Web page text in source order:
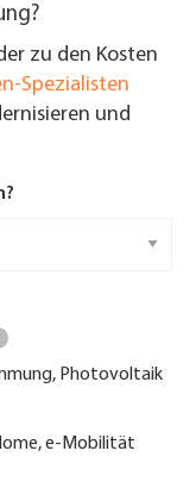
zu den Kosten
Spezialisten
und
Photovoltaik
e-Mobilität